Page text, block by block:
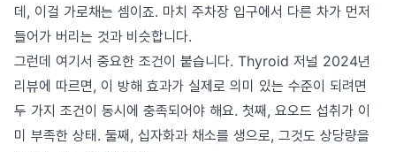
데, 이걸 가로채는 셈이죠. 마치 주차장 입구에서 다른 차가 먼저
들어가 버리는 것과 비슷합니다.
그런데 여기서 중요한 조건이 붙습니다. Thyroid 저널 2024년
리뷰에 따르면, 이 방해 효과가 실제로 의미 있는 수준이 되려면
두 가지 조건이 동시에 충족되어야 해요. 첫째, 요오드 섭취가 이
미 부족한 상태. 둘째, 십자화과 채소를 생으로, 그것도 상당량을